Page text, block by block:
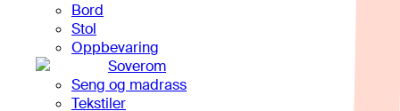
Bord
Stol
Oppbevaring
Soverom
Seng og madrass
Tekstiler